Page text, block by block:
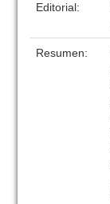
Editorial:
Resumen: